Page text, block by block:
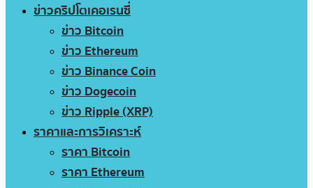
ข่าวคริปโตเคอเรนซี่
ข่าว Bitcoin
ข่าว Ethereum
ข่าว Binance Coin
ข่าว Dogecoin
ข่าว Ripple (XRP)
ราคาและการวิเคราะห์
ราคา Bitcoin
ราคา Ethereum